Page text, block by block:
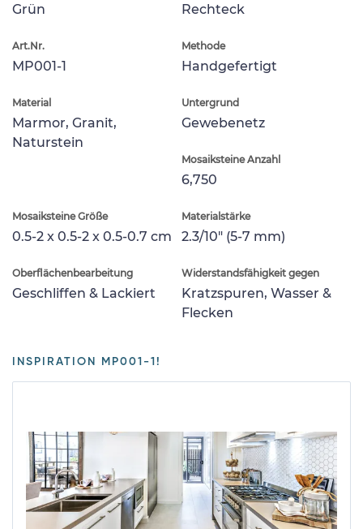
Grün Rechteck
Art.Nr.
MP001-1
Methode
Handgefertigt
Material
Marmor, Granit,
Naturstein
Untergrund
Gewebenetz
Mosaiksteine Anzahl
6,750
Mosaiksteine Größe
0.5-2 x 0.5-2 x 0.5-0.7 cm
Materialstärke
2.3/10" (5-7 mm)
Oberflächenbearbeitung
Geschliffen & Lackiert
Widerstandsfähigkeit gegen
Kratzspuren, Wasser &
Flecken
INSPIRATION MP001-1!